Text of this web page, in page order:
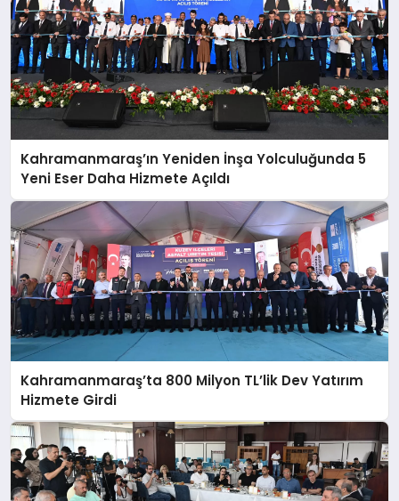
Kahramanmaraş’ın Yeniden İnşa Yolculuğunda 5
Yeni Eser Daha Hizmete Açıldı
Kahramanmaraş’ta 800 Milyon TL’lik Dev Yatırım
Hizmete Girdi